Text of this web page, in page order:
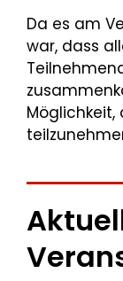
Da es am
war, dass